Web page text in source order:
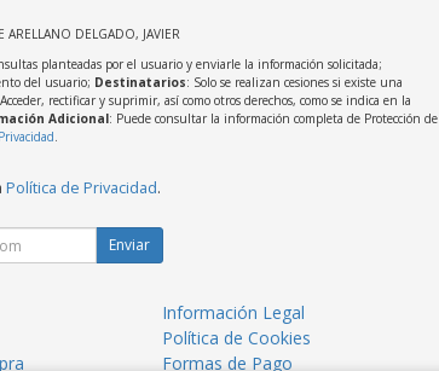
ARELLANO DELGADO, JAVIER
planteadas por el usuario y enviarle la información solicitada;
del usuario; Destinatarios: Solo se realizan cesiones si existe una
rectificar y suprimir, así como otros derechos, como se indica en la
Adicional: Puede consultar la información completa de Protección de
.
Política de Privacidad.
Enviar
Información Legal
Política de Cookies
Formas de Pago